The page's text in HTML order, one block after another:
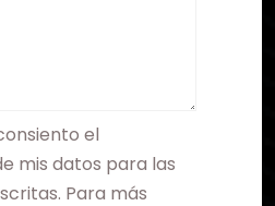
el
mis datos para las
Para más